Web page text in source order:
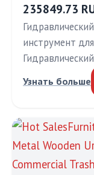
235849.73
инструмент
Узнать больше